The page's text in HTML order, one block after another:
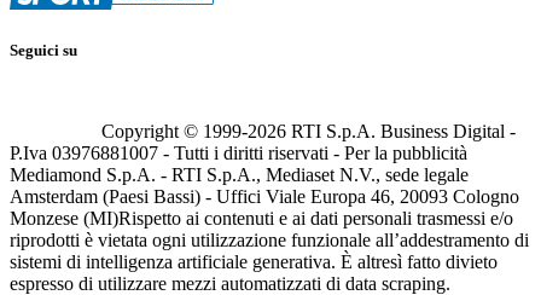
Seguici su
Copyright © 1999-2026 RTI S.p.A. Business Digital -
P.Iva 03976881007 - Tutti i diritti riservati - Per la pubblicità
Mediamond S.p.A. - RTI S.p.A., Mediaset N.V., sede legale
Amsterdam (Paesi Bassi) - Uffici Viale Europa 46, 20093 Cologno
Monzese (MI)Rispetto ai contenuti e ai dati personali trasmessi e/o
riprodotti è vietata ogni utilizzazione funzionale all’addestramento di
sistemi di intelligenza artificiale generativa. È altresì fatto divieto
espresso di utilizzare mezzi automatizzati di data scraping.